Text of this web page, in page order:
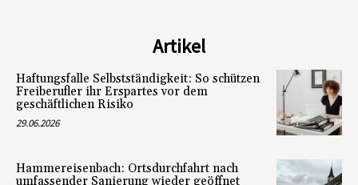
Artikel
Haftungsfalle Selbstständigkeit: So schützen
Freiberufler ihr Erspartes vor dem
geschäftlichen Risiko
29.06.2026
Hammereisenbach: Ortsdurchfahrt nach
umfassender Sanierung wieder geöffnet